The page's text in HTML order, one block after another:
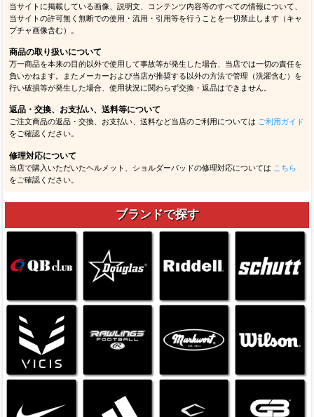
当サイトに掲載している画像、説明文、コンテンツ内容等のすべての情報について、
当サイトの許可無く無断での使用・流用・引用等を行うことを一切禁止します（キャ
プチャ画像含む）。
商品の取り扱いについて
万一商品を本来の目的以外で使用して事故等が発生した場合、当店では一切の責任を
負いかねます。またメーカーおよび当店が推奨する以外の方法で管理（洗濯含む）を
行い破損等が発生した場合、使用状況に関わらず交換・返品はできません。
返品・交換、お支払い、送料等について
ご注文商品の返品・交換、お支払い、送料など当店のご利用については ご利用ガイド
をご確認ください。
修理対応について
当店で購入いただいたヘルメット、ショルダーパッドの修理対応については こちら
をご確認ください。
ブランドで探す